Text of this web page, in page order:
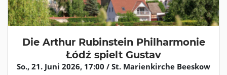
Die Arthur Rubinstein Philharmonie
Łódź spielt Gustav
So., 21. Juni 2026, 17:00 / St. Marienkirche Beeskow